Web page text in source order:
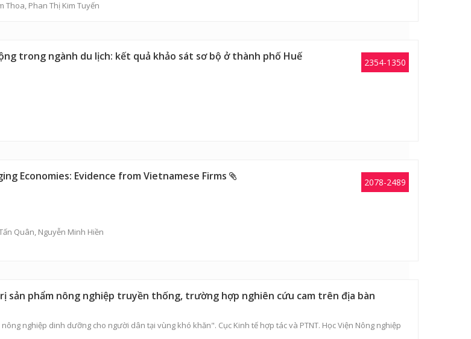
Thoa, Phan Thị Kim Tuyến
2354-1350
trong ngành du lịch: kết quả khảo sát sơ bộ ở thành phố Huế
2078-2489
Economies: Evidence from Vietnamese Firms
Quân, Nguyễn Minh Hiền
sản phẩm nông nghiệp truyền thống, trường hợp nghiên cứu cam trên địa bàn
nghiệp dinh dưỡng cho người dân tại vùng khó khăn". Cục Kinh tế hợp tác và PTNT. Học Viện Nông nghiệp